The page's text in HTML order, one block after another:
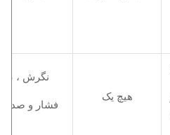
هیچ یک
نگرش ،
فشار و